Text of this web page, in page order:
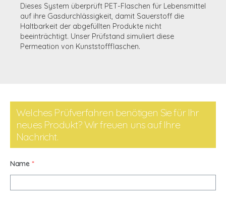
Dieses System überprüft PET-Flaschen für Lebensmittel
auf ihre Gasdurchlässigkeit, damit Sauerstoff die
Haltbarkeit der abgefüllten Produkte nicht
beeinträchtigt. Unser Prüfstand simuliert diese
Permeation von Kunststoffflaschen.
Welches Prüfverfahren benötigen Sie für Ihr
neues Produkt? Wir freuen uns auf Ihre
Nachricht.
Name *